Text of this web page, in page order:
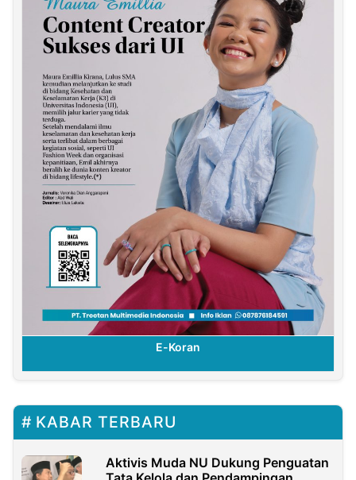
E-Koran
KABAR TERBARU
Aktivis Muda NU Dukung Penguatan